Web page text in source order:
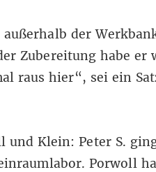
der
Zubereitung habe er
raus hier“, sei ein
und Klein: Peter S.
Porwoll